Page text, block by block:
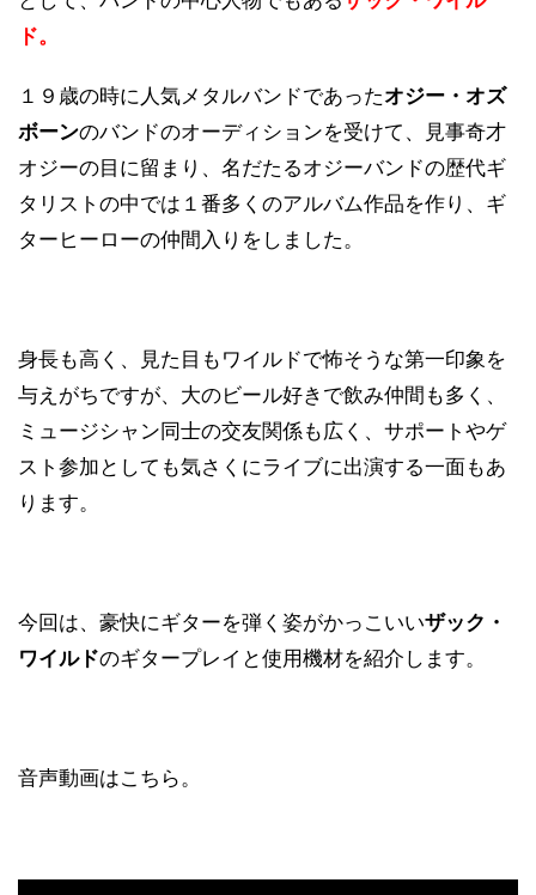
ド。
１９歳の時に人気メタルバンドであったオジー・オズ
ボーンのバンドのオーディションを受けて、見事奇才
オジーの目に留まり、名だたるオジーバンドの歴代ギ
タリストの中では１番多くのアルバム作品を作り、ギ
ターヒーローの仲間入りをしました。
身長も高く、見た目もワイルドで怖そうな第一印象を
与えがちですが、大のビール好きで飲み仲間も多く、
ミュージシャン同士の交友関係も広く、サポートやゲ
スト参加としても気さくにライブに出演する一面もあ
ります。
今回は、豪快にギターを弾く姿がかっこいいザック・
ワイルドのギタープレイと使用機材を紹介します。
音声動画はこちら。